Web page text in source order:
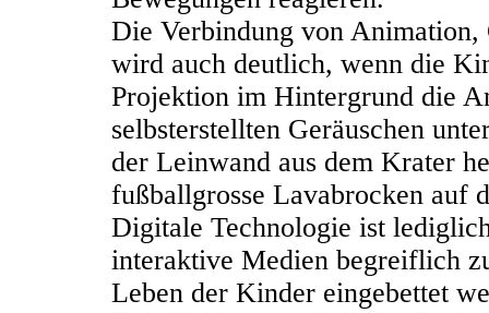
Die Verbindung von
wird auch deutlich, wenn die
Projektion im Hintergrund die
selbsterstellten Geräuschen
der Leinwand aus dem Krater
fußballgrosse Lavabrocken auf
Digitale Technologie ist
interaktive Medien begreiflich
Leben der Kinder eingebettet